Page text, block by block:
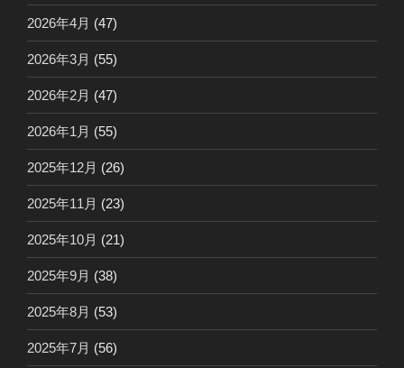
2026年4月 (47)
2026年3月 (55)
2026年2月 (47)
2026年1月 (55)
2025年12月 (26)
2025年11月 (23)
2025年10月 (21)
2025年9月 (38)
2025年8月 (53)
2025年7月 (56)